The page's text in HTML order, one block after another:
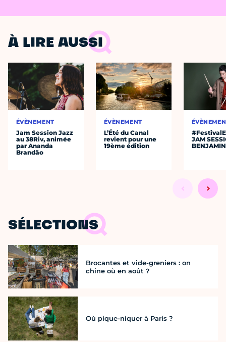
À LIRE AUSSI
ÉVÈNEMENT
Jam Session Jazz
au 38Riv, animée
par Ananda
Brandão
ÉVÈNEMENT
L’Été du Canal
revient pour une
19ème édition
JAM
SÉLECTIONS
Brocantes et vide-greniers : on
chine où en août ?
Où pique-niquer à Paris ?